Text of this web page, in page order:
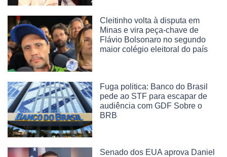
Cleitinho volta à disputa em
Minas e vira peça-chave de
Flávio Bolsonaro no segundo
maior colégio eleitoral do país
Fuga politica: Banco do Brasil
pede ao STF para escapar de
audiência com GDF Sobre o
BRB
Senado dos EUA aprova Daniel